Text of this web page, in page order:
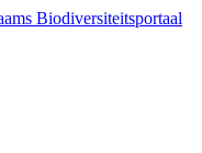
Biodiversiteitsportaal